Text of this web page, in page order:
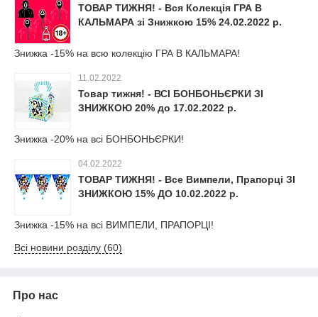
ТОВАР ТИЖНЯ! - Вся Колекція ГРА В
КАЛЬМАРА зі Знижкою 15% 24.02.2022 р.
Знижка -15% на всю колекцію ГРА В КАЛЬМАРА!
11.02.2022
Товар тижня! - ВСІ БОНБОНЬЄРКИ ЗІ
ЗНИЖКОЮ 20% до 17.02.2022 р.
Знижка -20% на всі БОНБОНЬЄРКИ!
04.02.2022
ТОВАР ТИЖНЯ! - Все Вимпели, Прапорці ЗІ
ЗНИЖКОЮ 15% ДО 10.02.2022 р.
Знижка -15% на всі ВИМПЕЛИ, ПРАПОРЦІ!
Всі новини розділу (60)
Про нас